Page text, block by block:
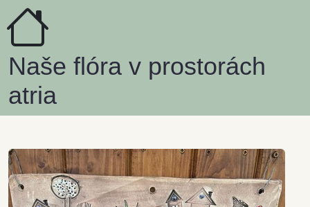
Naše flóra v prostorách
atria